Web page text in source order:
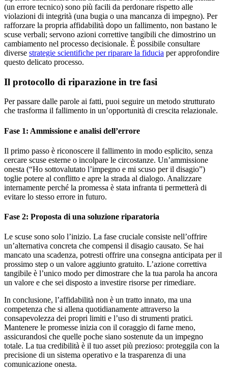
(un errore tecnico) sono più facili da perdonare rispetto alle
violazioni di integrità (una bugia o una mancanza di impegno). Per
rafforzare la propria affidabilità dopo un fallimento, non bastano le
scuse verbali; servono azioni correttive tangibili che dimostrino un
cambiamento nel processo decisionale. È possibile consultare
diverse strategie scientifiche per riparare la fiducia per approfondire
questo delicato processo.
Il protocollo di riparazione in tre fasi
Per passare dalle parole ai fatti, puoi seguire un metodo strutturato
che trasforma il fallimento in un’opportunità di crescita relazionale.
Fase 1: Ammissione e analisi dell’errore
Il primo passo è riconoscere il fallimento in modo esplicito, senza
cercare scuse esterne o incolpare le circostanze. Un’ammissione
onesta (“Ho sottovalutato l’impegno e mi scuso per il disagio”)
toglie potere al conflitto e apre la strada al dialogo. Analizzare
internamente perché la promessa è stata infranta ti permetterà di
evitare lo stesso errore in futuro.
Fase 2: Proposta di una soluzione riparatoria
Le scuse sono solo l’inizio. La fase cruciale consiste nell’offrire
un’alternativa concreta che compensi il disagio causato. Se hai
mancato una scadenza, potresti offrire una consegna anticipata per il
prossimo step o un valore aggiunto gratuito. L’azione correttiva
tangibile è l’unico modo per dimostrare che la tua parola ha ancora
un valore e che sei disposto a investire risorse per rimediare.
In conclusione, l’affidabilità non è un tratto innato, ma una
competenza che si allena quotidianamente attraverso la
consapevolezza dei propri limiti e l’uso di strumenti pratici.
Mantenere le promesse inizia con il coraggio di farne meno,
assicurandosi che quelle poche siano sostenute da un impegno
totale. La tua credibilità è il tuo asset più prezioso: proteggila con la
precisione di un sistema operativo e la trasparenza di una
comunicazione onesta.